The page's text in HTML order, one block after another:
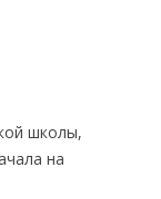
школы,
на